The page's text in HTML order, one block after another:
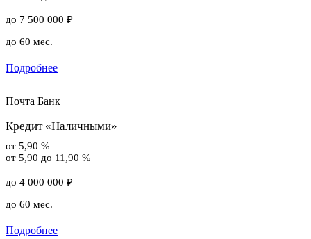
до 7 500 000 ₽
до 60 мес.
Подробнее
Почта Банк
Кредит «Наличными»
от 5,90 %
от 5,90 до 11,90 %
до 4 000 000 ₽
до 60 мес.
Подробнее